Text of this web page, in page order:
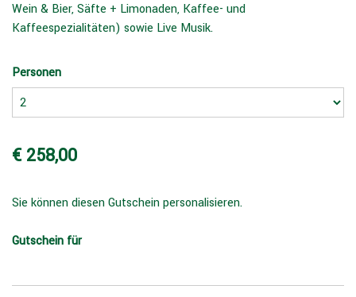
Wein & Bier, Säfte + Limonaden, Kaffee- und
Kaffeespezialitäten) sowie Live Musik.
Personen
€ 258,00
Sie können diesen Gutschein personalisieren.
Gutschein für